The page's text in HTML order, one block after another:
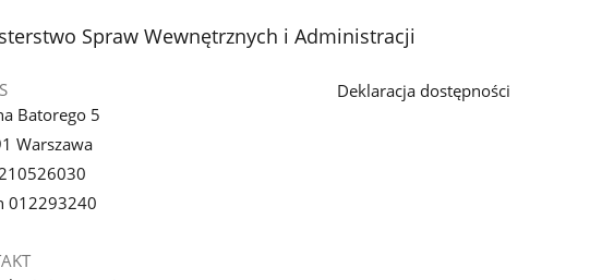
Spraw Wewnętrznych i Administracji
Batorego 5
Warszawa
012293240
Deklaracja dostępności